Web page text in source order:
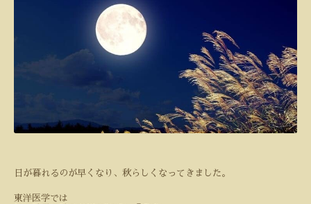
日が暮れるのが早くなり、秋らしくなってきました。
東洋医学では